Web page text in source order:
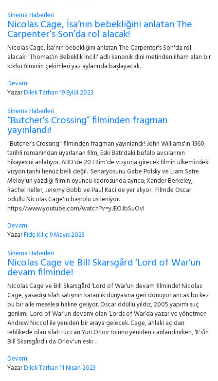
Sinema Haberleri
Nicolas Cage, İsa’nın bebekliğini anlatan The
Carpenter’s Son’da rol alacak!
Nicolas Cage, İsa'nın bebekliğini anlatan The Carpenter's Son'da rol
alacak! 'Thomas'ın Bebeklik İncili' adlı kanonik dini metinden ilham alan bir
korku filminin çekimleri yaz aylarında başlayacak.
Devamı
YazarDilek Tarhan 19 Eylül 2023
Sinema Haberleri
“Butcher’s Crossing” filminden fragman
yayınlandı!
"Butcher’s Crossing" filminden fragman yayınlandı! John Williams'ın 1960
tarihli romanından uyarlanan film, Eski Batı'daki bufalo avcılarının
hikayesini anlatıyor. ABD'de 20 EKim'de vizyona girecek filmin ülkemizdeki
vizyon tarihi henüz belli değil. Senaryosunu Gabe Polsky ve Liam Satre
Meloy'un yazdığı filmin oyuncu kadrosunda ayrıca; Xander Berkeley,
Rachel Keller, Jeremy Bobb ve Paul Raci de yer alıyor. Filmde Oscar
ödüllü Nicolas Cage'in başrolü üstleniyor.
https://www.youtube.com/watch?v=yJEOJbSuOvI
Devamı
YazarFide Kılıç 9 Mayıs 2023
Sinema Haberleri
Nicolas Cage ve Bill Skarsgård ‘Lord of War’un
devam filminde!
Nicolas Cage ve Bill Skarsgård ‘Lord of War’un devam filminde! Nicolas
Cage, yasadışı silah satışının karanlık dünyasına geri dönüyor ancak bu kez
bu bir aile meselesi haline geliyor. Oscar ödüllü yıldız, 2005 yapımı suç
gerilimi ‘Lord of War’un devamı olan ‘Lords of War’da yazar ve yönetmen
Andrew Niccol ile yeniden bir araya gelecek. Cage, ahlaki açıdan
tehlikede olan silah tüccarı Yuri Orlov rolünü yeniden canlandırırken, ‘It's’in
Bill Skarsgård'ı da Orlov'un eski ...
Devamı
YazarDilek Tarhan 11 Nisan 2023